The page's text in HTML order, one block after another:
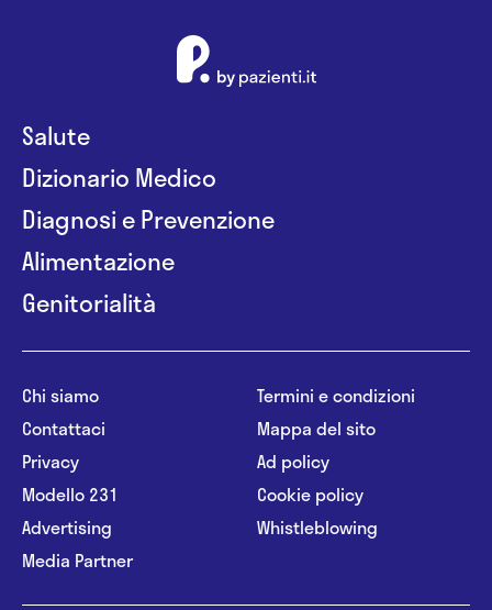
Salute
Dizionario Medico
Diagnosi e Prevenzione
Alimentazione
Genitorialità
Chi siamo
Contattaci
Privacy
Modello 231
Advertising
Media Partner
Termini e condizioni
Mappa del sito
Ad policy
Cookie policy
Whistleblowing